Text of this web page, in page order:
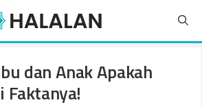
dan Anak Apakah
Faktanya!